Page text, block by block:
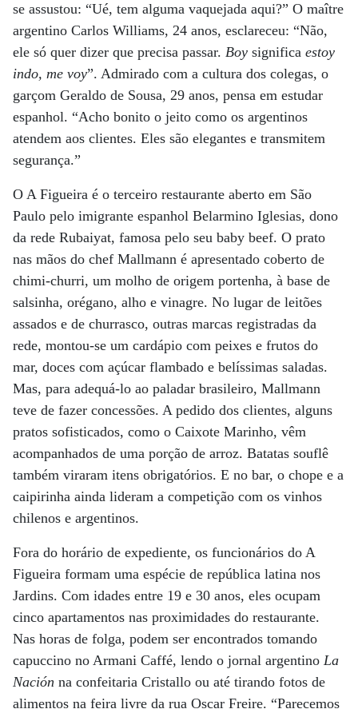
se assustou: “Ué, tem alguma vaquejada aqui?” O maître
argentino Carlos Williams, 24 anos, esclareceu: “Não,
ele só quer dizer que precisa passar. Boy significa estoy
indo, me voy”. Admirado com a cultura dos colegas, o
garçom Geraldo de Sousa, 29 anos, pensa em estudar
espanhol. “Acho bonito o jeito como os argentinos
atendem aos clientes. Eles são elegantes e transmitem
segurança.”
O A Figueira é o terceiro restaurante aberto em São
Paulo pelo imigrante espanhol Belarmino Iglesias, dono
da rede Rubaiyat, famosa pelo seu baby beef. O prato
nas mãos do chef Mallmann é apresentado coberto de
chimi-churri, um molho de origem portenha, à base de
salsinha, orégano, alho e vinagre. No lugar de leitões
assados e de churrasco, outras marcas registradas da
rede, montou-se um cardápio com peixes e frutos do
mar, doces com açúcar flambado e belíssimas saladas.
Mas, para adequá-lo ao paladar brasileiro, Mallmann
teve de fazer concessões. A pedido dos clientes, alguns
pratos sofisticados, como o Caixote Marinho, vêm
acompanhados de uma porção de arroz. Batatas souflê
também viraram itens obrigatórios. E no bar, o chope e a
caipirinha ainda lideram a competição com os vinhos
chilenos e argentinos.
Fora do horário de expediente, os funcionários do A
Figueira formam uma espécie de república latina nos
Jardins. Com idades entre 19 e 30 anos, eles ocupam
cinco apartamentos nas proximidades do restaurante.
Nas horas de folga, podem ser encontrados tomando
capuccino no Armani Caffé, lendo o jornal argentino La
Nación na confeitaria Cristallo ou até tirando fotos de
alimentos na feira livre da rua Oscar Freire. “Parecemos